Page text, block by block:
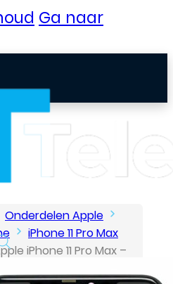
Ga naar
Onderdelen Apple
iPhone 11 Pro Max
iPhone 11 Pro Max –